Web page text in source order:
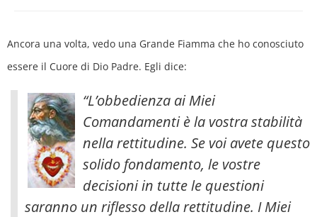
Ancora una volta, vedo una Grande Fiamma che ho conosciuto
essere il Cuore di Dio Padre. Egli dice:
“L’obbedienza ai Miei
Comandamenti è la vostra stabilità
nella rettitudine. Se voi avete questo
solido fondamento, le vostre
decisioni in tutte le questioni
saranno un riflesso della rettitudine. I Miei